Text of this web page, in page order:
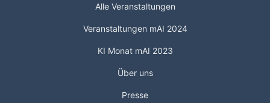
Alle Veranstaltungen
Veranstaltungen mAI 2024
KI Monat mAI 2023
Über uns
Presse